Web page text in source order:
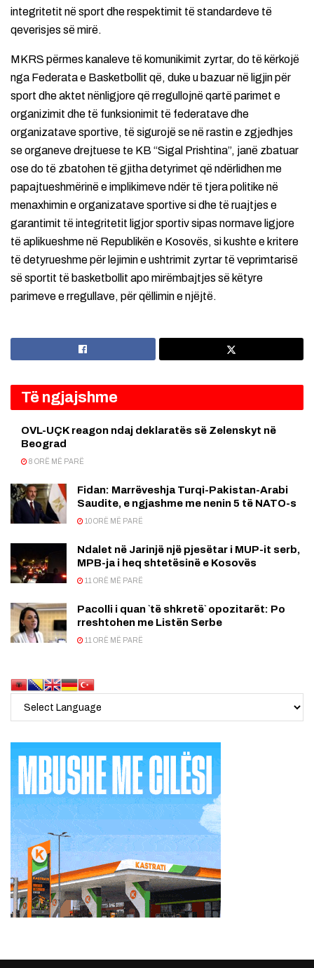
integritetit në sport dhe respektimit të standardeve të
qeverisjes së mirë.
MKRS përmes kanaleve të komunikimit zyrtar, do të kërkojë
nga Federata e Basketbollit që, duke u bazuar në ligjin për
sport dhe aktet nënligjore që rregullojnë qartë parimet e
organizimit dhe të funksionimit të federatave dhe
organizatave sportive, të sigurojë se në rastin e zgjedhjes
se organeve drejtuese te KB “Sigal Prishtina”, janë zbatuar
ose do të zbatohen të gjitha detyrimet që ndërlidhen me
papajtueshmërinë e implikimeve ndër të tjera politike në
menaxhimin e organizatave sportive si dhe të ruajtjes e
garantimit të integritetit ligjor sportiv sipas normave ligjore
të aplikueshme në Republikën e Kosovës, si kushte e kritere
të detyrueshme për lejimin e ushtrimit zyrtar të veprimtarisë
së sportit të basketbollit apo mirëmbajtjes së këtyre
parimeve e rregullave, për qëllimin e njëjtë.
Të ngjajshme
OVL-UÇK reagon ndaj deklaratës së Zelenskyt në
Beograd
8 ORË MË PARË
Fidan: Marrëveshja Turqi-Pakistan-Arabi
Saudite, e ngjashme me nenin 5 të NATO-s
10 ORË MË PARË
Ndalet në Jarinjë një pjesëtar i MUP-it serb,
MPB-ja i heq shtetësinë e Kosovës
11 ORË MË PARË
Pacolli i quan `të shkretë` opozitarët: Po
rreshtohen me Listën Serbe
11 ORË MË PARË